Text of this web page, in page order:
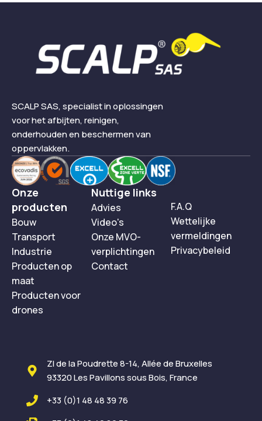
SCALP SAS, specialist in oplossingen
voor het afbijten, reinigen,
onderhouden en beschermen van
oppervlakken.
Onze
producten
Bouw
Transport
Industrie
Producten op
maat
Producten voor
drones
Nuttige links
Advies
Video's
Onze MVO-
verplichtingen
Contact
F.A.Q
Wettelijke
vermeldingen
Privacybeleid
ZI de la Poudrette 8-14, Allée de Bruxelles
93320 Les Pavillons sous Bois, France
+33 (0)1 48 48 39 76